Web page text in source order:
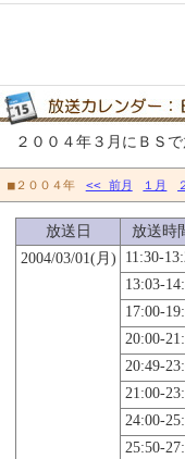
２００４年３月にＢＳ
■２００４年 << 前月 １月
放送日 放送時
2004/03/01(月)
11:30-
13:03-
17:00-
20:00-
20:49-
21:00-
24:00-
25:50-